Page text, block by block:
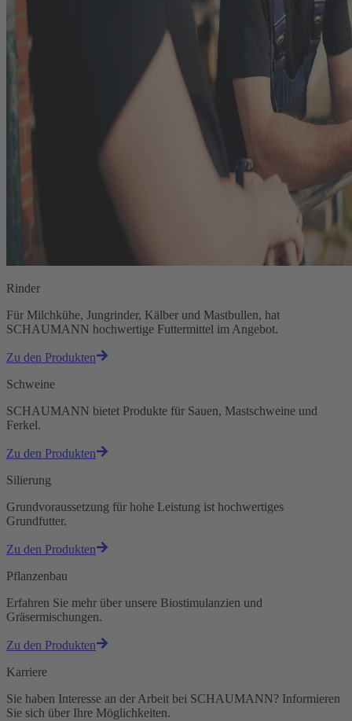
Rinder
Für Milchkühe, Jungrinder, Kälber und Mastbullen, hat
SCHAUMANN hochwertige Futtermittel im Angebot.
Zu den Produkten
Schweine
SCHAUMANN bietet Produkte für Sauen, Mastschweine und
Ferkel.
Zu den Produkten
Silierung
Grundvoraussetzung für hohe Leistung ist hochwertiges
Grundfutter.
Zu den Produkten
Pflanzenbau
Erfahren Sie mehr über unsere Biostimulanzien und
Gräsermischungen.
Zu den Produkten
Karriere
Sie haben Interesse an der Arbeit bei SCHAUMANN? Informieren
Sie sich über Ihre Möglichkeiten.